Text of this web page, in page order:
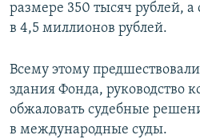
размере 350 тысяч рублей,
в 4,5 миллионов рублей.
Всему этому
здания Фонда, руководство
обжаловать судебные
в международные суды.